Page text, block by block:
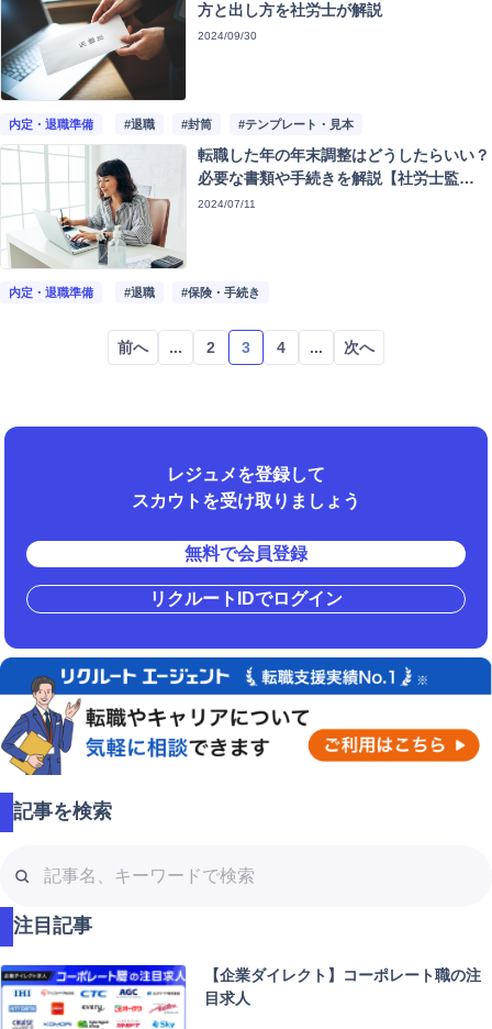
方と出し方を社労士が解説
2024/09/30
内定・退職準備 #退職 #封筒 #テンプレート・見本
転職した年の年末調整はどうしたらいい？
必要な書類や手続きを解説【社労士監
修】
2024/07/11
内定・退職準備 #退職 #保険・手続き
前へ ... 2 3 4 ... 次へ
レジュメを登録して
スカウトを受け取りましょう
無料で会員登録
リクルートIDでログイン
記事を検索
事
名
、
キ
ー
ワ
注目記事
【企業ダイレクト】コーポレート職の注
目求人